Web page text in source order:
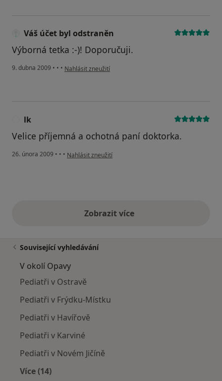
Váš účet byl odstraněn
Výborná tetka :-)! Doporučuji.
9. dubna 2009 • • • podle názoru uživatele Váš účet byl odstraněn
Nahlásit zneužití
lk
Velice příjemná a ochotná paní doktorka.
26. února 2009 • • • podle názoru uživatele lk
Nahlásit zneužití
Zobrazit vícevýše uvedené názory
Související vyhledávání
V okolí Opavy
Pediatři v Ostravě
Pediatři v Frýdku-Místku
Pediatři v Havířově
Pediatři v Karviné
Pediatři v Novém Jičíně
Více (14)